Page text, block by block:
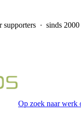
supporters · sinds 2000
Op zoek naar werk